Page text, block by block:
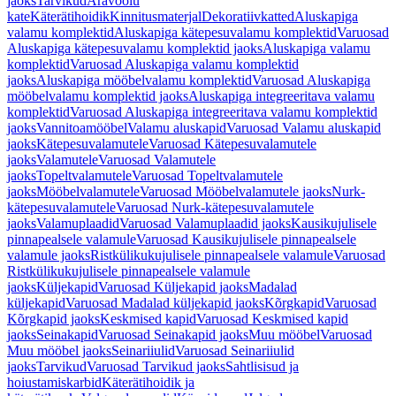
kateKäterätihoidikKinnitusmaterjalDekoratiivkattedAluskapiga
valamu komplektidAluskapiga kätepesuvalamu komplektidVaruosad
Aluskapiga kätepesuvalamu komplektid jaoksAluskapiga valamu
komplektidVaruosad Aluskapiga valamu komplektid
jaoksAluskapiga mööbelvalamu komplektidVaruosad Aluskapiga
mööbelvalamu komplektid jaoksAluskapiga integreeritava valamu
komplektidVaruosad Aluskapiga integreeritava valamu komplektid
jaoksVannitoamööbelValamu aluskapidVaruosad Valamu aluskapid
jaoksKätepesuvalamuteleVaruosad Kätepesuvalamutele
jaoksValamuteleVaruosad Valamutele
jaoksTopeltvalamuteleVaruosad Topeltvalamutele
jaoksMööbelvalamuteleVaruosad Mööbelvalamutele jaoksNurk-
kätepesuvalamuteleVaruosad Nurk-kätepesuvalamutele
jaoksValamuplaadidVaruosad Valamuplaadid jaoksKausikujulisele
pinnapealsele valamuleVaruosad Kausikujulisele pinnapealsele
valamule jaoksRistkülikukujulisele pinnapealsele valamuleVaruosad
Ristkülikukujulisele pinnapealsele valamule
jaoksKüljekapidVaruosad Küljekapid jaoksMadalad
küljekapidVaruosad Madalad küljekapid jaoksKõrgkapidVaruosad
Kõrgkapid jaoksKeskmised kapidVaruosad Keskmised kapid
jaoksSeinakapidVaruosad Seinakapid jaoksMuu mööbelVaruosad
Muu mööbel jaoksSeinariiulidVaruosad Seinariiulid
jaoksTarvikudVaruosad Tarvikud jaoksSahtlisisud ja
hoiustamiskarbidKäterätihoidik ja